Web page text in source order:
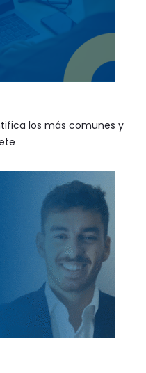
los más comunes y